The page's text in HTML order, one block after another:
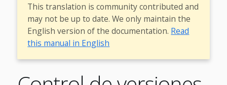
This translation is community contributed and
may not be up to date. We only maintain the
English version of the documentation. Read
this manual in English